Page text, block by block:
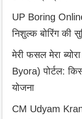
UP Boring
निशुल्क बोरिंग की
मेरी फसल मेरा
Byora) पोर्टल:
योजना
CM Udyam